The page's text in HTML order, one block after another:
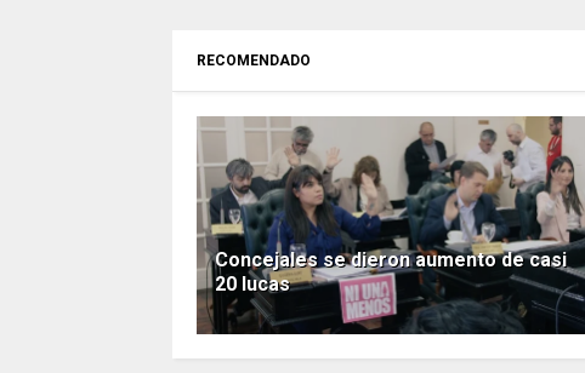
RECOMENDADO
Concejales se dieron aumento de casi
20 lucas